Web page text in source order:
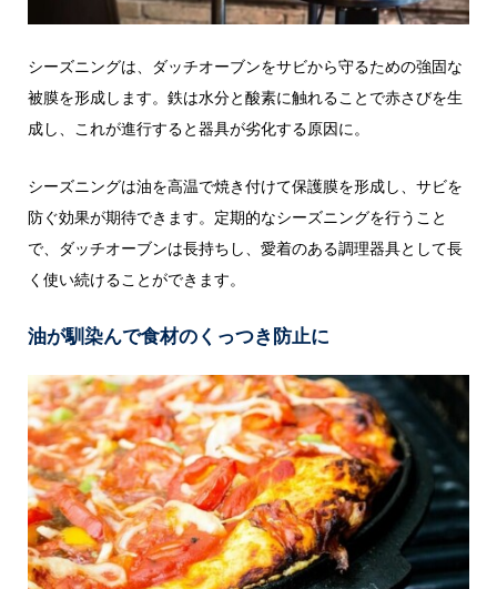
シーズニングは、ダッチオーブンをサビから守るための強固な
被膜を形成します。鉄は水分と酸素に触れることで赤さびを生
成し、これが進行すると器具が劣化する原因に。
シーズニングは油を高温で焼き付けて保護膜を形成し、サビを
防ぐ効果が期待できます。定期的なシーズニングを行うこと
で、ダッチオーブンは長持ちし、愛着のある調理器具として長
く使い続けることができます。
油が馴染んで食材のくっつき防止に